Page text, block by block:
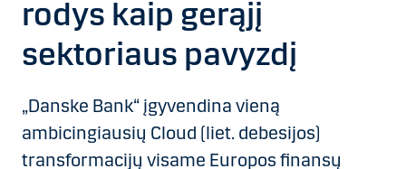
rodys kaip gerąjį
sektoriaus pavyzdį
„Danske Bank“ įgyvendina vieną
ambicingiausių Cloud (liet. debesijos)
transformacijų visame Europos finansų